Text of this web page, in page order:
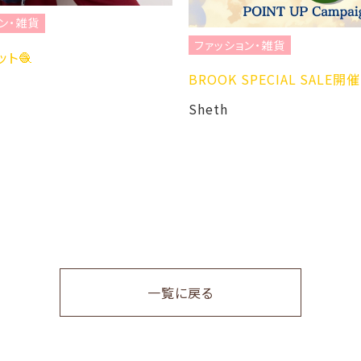
・雑貨
ト🧶
ファッション・雑貨
BROOK SPECIAL SALE開
Sheth
一覧に戻る